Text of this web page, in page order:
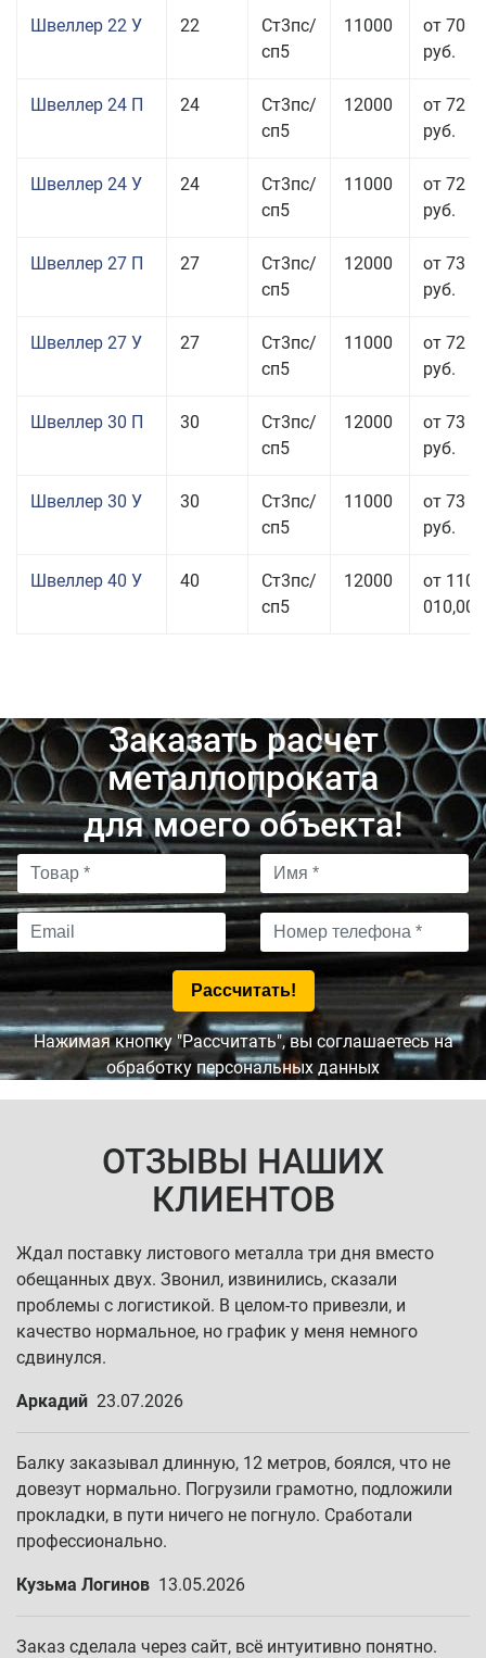
Швеллер 22 У 22
Ст3пс/
сп5
11000
от 70
руб.
Швеллер 24 П 24
Ст3пс/
сп5
12000
от 72
руб.
Швеллер 24 У 24
Ст3пс/
сп5
11000
от 72
руб.
Швеллер 27 П 27
Ст3пс/
сп5
12000
от 73
руб.
Швеллер 27 У 27
Ст3пс/
сп5
11000
от 72
руб.
Швеллер 30 П 30
Ст3пс/
сп5
12000
от 73
руб.
Швеллер 30 У 30
Ст3пс/
сп5
11000
от 73
руб.
Швеллер 40 У 40
Ст3пс/
сп5
12000
от 110
010,00
Заказать расчет
металлопроката
для моего объекта!
Нажимая кнопку "Рассчитать", вы соглашаетесь на
обработку персональных данных
ОТЗЫВЫ НАШИХ
КЛИЕНТОВ
Ждал поставку листового металла три дня вместо
обещанных двух. Звонил, извинились, сказали
проблемы с логистикой. В целом-то привезли, и
качество нормальное, но график у меня немного
сдвинулся.
Аркадий 23.07.2026
Балку заказывал длинную, 12 метров, боялся, что не
довезут нормально. Погрузили грамотно, подложили
прокладки, в пути ничего не погнуло. Сработали
профессионально.
Кузьма Логинов 13.05.2026
Заказ сделала через сайт, всё интуитивно понятно.